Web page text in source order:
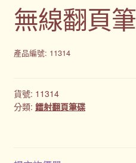
宣導品
我的帳號
無線翻頁筆
產品編號: 11314
貨號: 11314
分類: 鐳射翻頁筆碟